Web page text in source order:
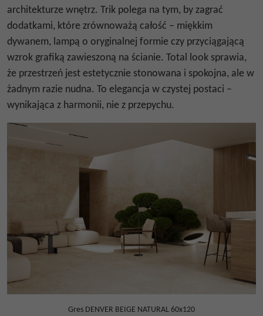
architekturze wnętrz. Trik polega na tym, by zagrać
dodatkami, które zrównoważą całość – miękkim
dywanem, lampą o oryginalnej formie czy przyciągającą
wzrok grafiką zawieszoną na ścianie. Total look sprawia,
że przestrzeń jest estetycznie stonowana i spokojna, ale w
żadnym razie nudna. To elegancja w czystej postaci –
wynikająca z harmonii, nie z przepychu.
Gres DENVER BEIGE NATURAL 60x120